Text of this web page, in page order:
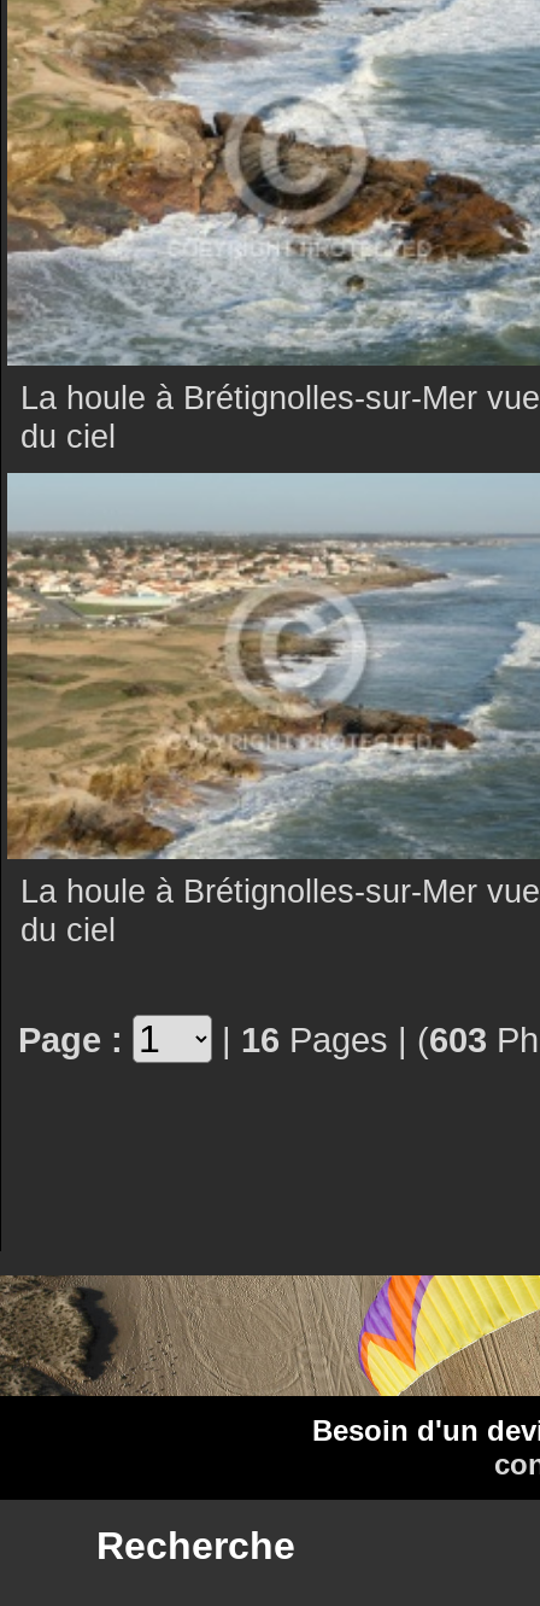
La houle à Brétignolles-sur-Mer vue
du ciel
La houle à Brétignolles-sur-Mer vue
du ciel
Page : | 16 Pages | (603
Besoin d'un
Recherche